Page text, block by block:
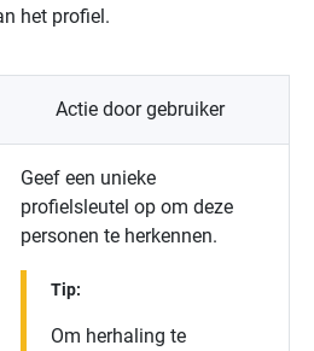
het profiel.
Actie door gebruiker
Geef een unieke
profielsleutel op om deze
personen te herkennen.
Tip:
Om herhaling te